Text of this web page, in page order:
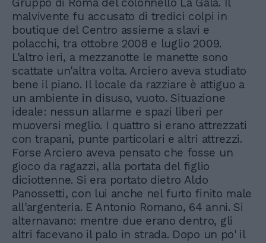
malvivente fu accusato di tredici colpi in
boutique del Centro assieme a slavi e
polacchi, tra ottobre 2008 e luglio 2009.
L'altro ieri, a mezzanotte le manette sono
scattate un'altra volta. Arciero aveva studiato
bene il piano. Il locale da razziare è attiguo a
un ambiente in disuso, vuoto. Situazione
ideale: nessun allarme e spazi liberi per
muoversi meglio. I quattro si erano attrezzati
con trapani, punte particolari e altri attrezzi.
Forse Arciero aveva pensato che fosse un
gioco da ragazzi, alla portata del figlio
diciottenne. Si era portato dietro Aldo
Panossetti, con lui anche nel furto finito male
all'argenteria. E Antonio Romano, 64 anni. Si
alternavano: mentre due erano dentro, gli
altri facevano il palo in strada. Dopo un po' il